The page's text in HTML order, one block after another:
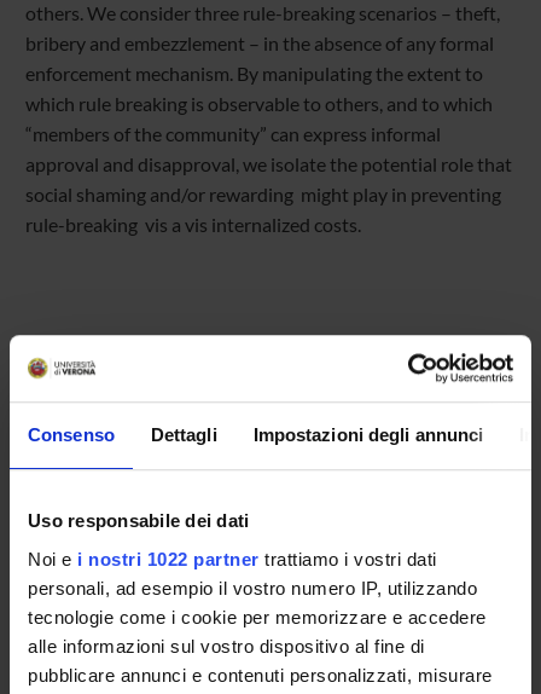
Consenso Dettagli Impostazioni degli annunci
Uso responsabile dei dati
Noi e i nostri 1022 partner trattiamo i vostri dati
personali, ad esempio il vostro numero IP, utilizzando
tecnologie come i cookie per memorizzare e accedere
alle informazioni sul vostro dispositivo al fine di
pubblicare annunci e contenuti personalizzati, misurare
others. We consider three rule-breaking scenarios – theft,
bribery and embezzlement – in the absence of any formal
enforcement mechanism. By manipulating the extent to
which rule breaking is observable to others, and to which
“members of the community” can express informal
approval and disapproval, we isolate the potential role that
social shaming and/or rewarding might play in preventing
rule-breaking vis a vis internalized costs.
Referente
Luca Zarri
Referente esterno
OFFERTA FORMATIVA